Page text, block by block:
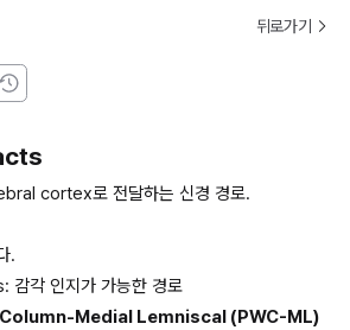
뒤로가기
cortex로 전달하는 신경 경로.
.
각 인지가 가능한 경로
Medial Lemniscal (PWC-ML)